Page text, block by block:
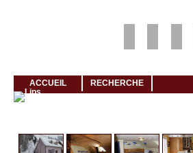
ACCUEIL RECHERCHE